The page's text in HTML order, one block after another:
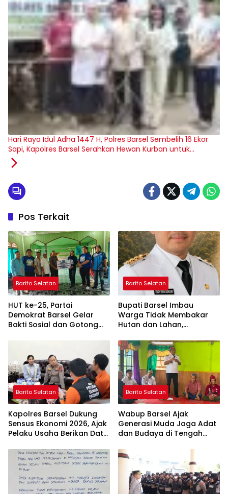
Hari Raya Idul Adha 1447 H, Polres Barsel Sembelih 16 Ekor
Sapi, Kapolres Barsel Serahkan Hewan Kurban untuk
Jamaah Masjid Kuba Danau Ganting
Pos Terkait
Barito Selatan
HUT ke-25, Partai
Demokrat Barsel Gelar
Bakti Sosial dan Gotong
Ashfiya
Barito Selatan
Bupati Barsel Imbau
Warga Tidak Membakar
Hutan dan Lahan,
Bebas Kabut Asap
Barito Selatan
Kapolres Barsel Dukung
Sensus Ekonomi 2026, Ajak
Pelaku Usaha Berikan Data
Barito Selatan
Wabup Barsel Ajak
Generasi Muda Jaga Adat
dan Budaya di Tengah